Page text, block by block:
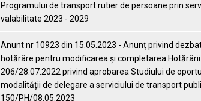
Programului de transport rutier de persoane prin
valabilitate 2023 - 2029
Anunt nr 10923 din 15.05.2023 - Anunț privind
hotărâre pentru modificarea și completarea
206/28.07.2022 privind aprobarea Studiului de
modalității de delegare a serviciului de transport
150/PH/08.05.2023